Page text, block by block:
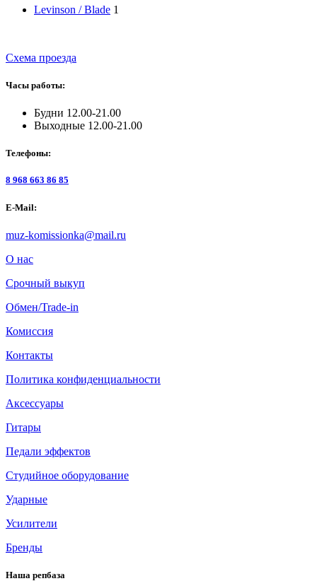
Levinson / Blade 1
Схема проезда
Часы работы:
Будни 12.00-21.00
Выходные 12.00-21.00
Телефоны:
8 968 663 86 85
E-Mail:
muz-komissionka@mail.ru
О нас
Срочный выкуп
Обмен/Trade-in
Комиссия
Контакты
Политика конфиденциальности
Аксессуары
Гитары
Педали эффектов
Студийное оборудование
Ударные
Усилители
Бренды
Наша репбаза